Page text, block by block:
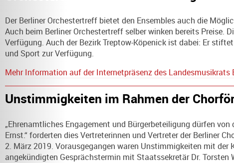
Der Berliner Orchestertreff bietet den Ensembles auch die
Auch beim Berliner Orchestertreff selber winken bereits Preise.
Verfügung. Auch der Bezirk Treptow-Köpenick ist dabei: Er
und Sport zur Verfügung.
Mehr Information auf der Internetpräsenz des Landesmusikrats
Unstimmigkeiten im Rahmen der
„Ehrenamtliches Engagement und Bürgerbeteiligung dürfen
Ernst.“ forderten dies Vertreterinnen und Vertreter der Berliner
2. März 2019. Vorausgegangen waren Unstimmigkeiten mit
angekündigten Gesprächstermin mit Staatssekretär Dr.